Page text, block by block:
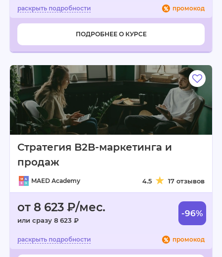
промокод
ПОДРОБНЕЕ О КУРСЕ
Стратегия B2B-маркетинга и
продаж
MAED Academy 4.5 17 отзывов
от 8 623 ₽/мес.
или сразу 8 623 ₽
-96%
промокод